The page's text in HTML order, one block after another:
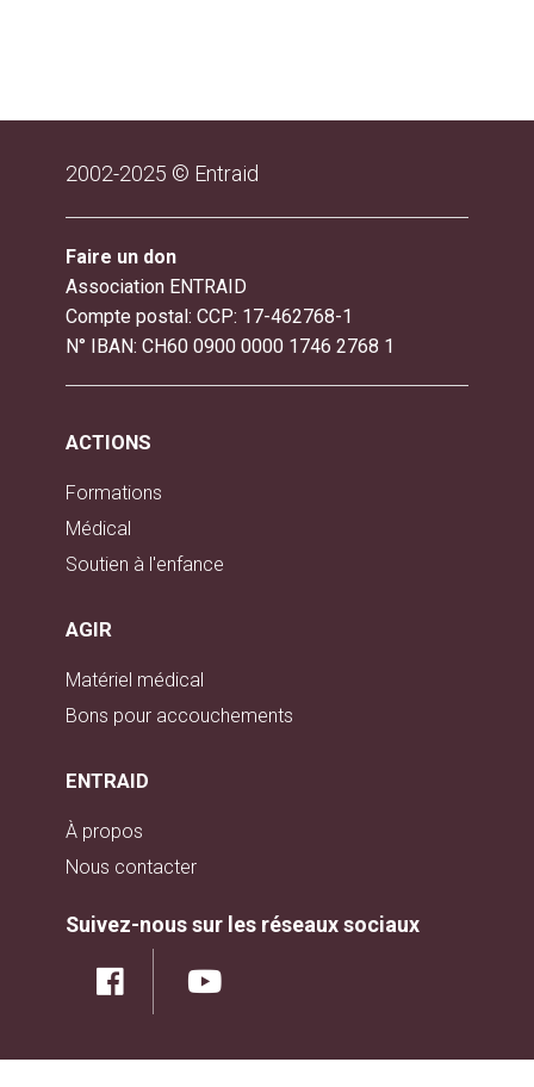
2002-2025 © Entraid
Faire un don
Association ENTRAID
Compte postal: CCP: 17-462768-1
N° IBAN: CH60 0900 0000 1746 2768 1
ACTIONS
Formations
Médical
Soutien à l'enfance
AGIR
Matériel médical
Bons pour accouchements
ENTRAID
À propos
Nous contacter
Suivez-nous sur les réseaux sociaux